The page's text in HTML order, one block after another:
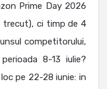
Prime Day 2026
trecut), ci timp de 4
competitorului,
8-13 iulie?
pe 22-28 iunie: in